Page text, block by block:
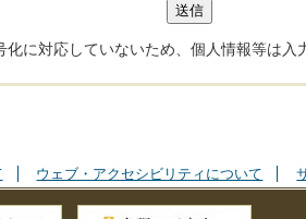
化に対応していないため、個人情報等は入
ウェブ・アクセシビリティについて